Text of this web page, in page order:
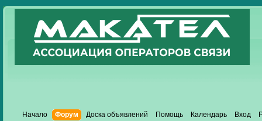
Начало Форум Доска объявлений Помощь Календарь Вход